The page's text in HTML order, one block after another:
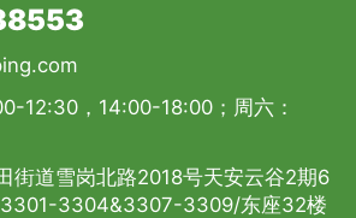
12:30，14:00-18:00；周六：
街道雪岗北路2018号天安云谷2期6
3304&3307-3309/东座32楼